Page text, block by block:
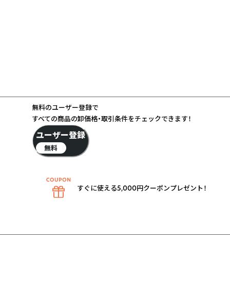
無料のユーザー登録で
すべての商品の卸価格・取引条件をチェックできます！
ユーザー登録
無料
すぐに使える5,000円クーポンプレゼント！